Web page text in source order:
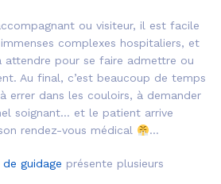
ou visiteur, il est facile
complexes hospitaliers, et
attendre pour se faire admettre ou
Au final, c’est beaucoup de temps
errer dans les couloirs, à demander
soignant… et le patient arrive
rendez-vous médical
…
guidage présente plusieurs